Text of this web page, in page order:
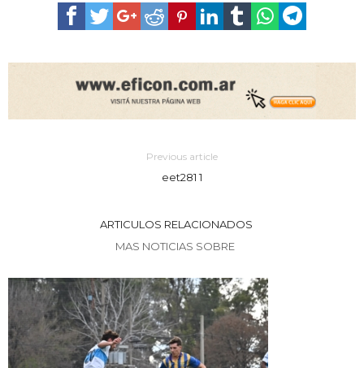
Previous article
eet281 1
ARTICULOS RELACIONADOS
MAS NOTICIAS SOBRE